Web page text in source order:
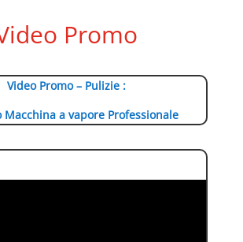
Promo
Video Promo – Pulizie :
Macchina a vapore Professionale